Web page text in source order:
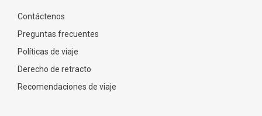
Contáctenos
Preguntas frecuentes
Políticas de viaje
Derecho de retracto
Recomendaciones de viaje